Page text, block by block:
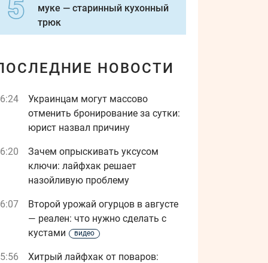
муке — старинный кухонный
трюк
НОВОСТИ
Украинцам могут массово
отменить бронирование за сутки:
юрист назвал причину
Зачем опрыскивать уксусом
ключи: лайфхак решает
назойливую проблему
Второй урожай огурцов в августе
— реален: что нужно сделать с
кустами
видео
Хитрый лайфхак от поваров: